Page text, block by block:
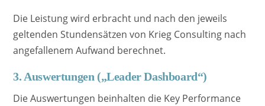
Die Leistung wird erbracht und nach den jeweils
geltenden Stundensätzen von Krieg Consulting nach
angefallenem Aufwand berechnet.
3. Auswertungen („Leader Dashboard“)
Die Auswertungen beinhalten die Key Performance